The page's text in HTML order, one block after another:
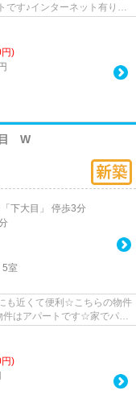
です♪インターネット有り物
)
目 W
下大目」 停歩3分
5室
も近くて便利☆こちらの物件
はアパートです☆家でパソ
)